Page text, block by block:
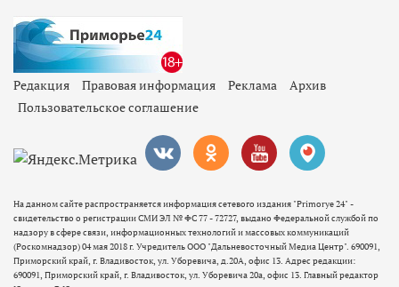
Редакция Правовая информация Реклама
Архив
Пользовательское соглашение
На данном сайте распространяется информация сетевого издания "Primorye 24" -
свидетельство о регистрации СМИ ЭЛ № ФС 77 - 72727, выдано Федеральной службой по
надзору в сфере связи, информационных технологий и массовых коммуникаций
(Роскомнадзор) 04 мая 2018 г. Учредитель ООО "Дальневосточный Медиа Центр". 690091,
Приморский край, г. Владивосток, ул. Уборевича, д.20А, офис 13. Адрес редакции:
690091, Приморский край, г. Владивосток, ул. Уборевича 20а, офис 13. Главный редактор